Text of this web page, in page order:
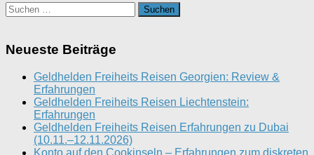
Suchen
nach:
Neueste Beiträge
Geldhelden Freiheits Reisen Georgien: Review &
Erfahrungen
Geldhelden Freiheits Reisen Liechtenstein:
Erfahrungen
Geldhelden Freiheits Reisen Erfahrungen zu Dubai
(10.11.–12.11.2026)
Konto auf den Cookinseln – Erfahrungen zum diskreten